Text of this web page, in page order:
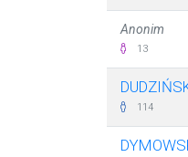
Anonim
13
114